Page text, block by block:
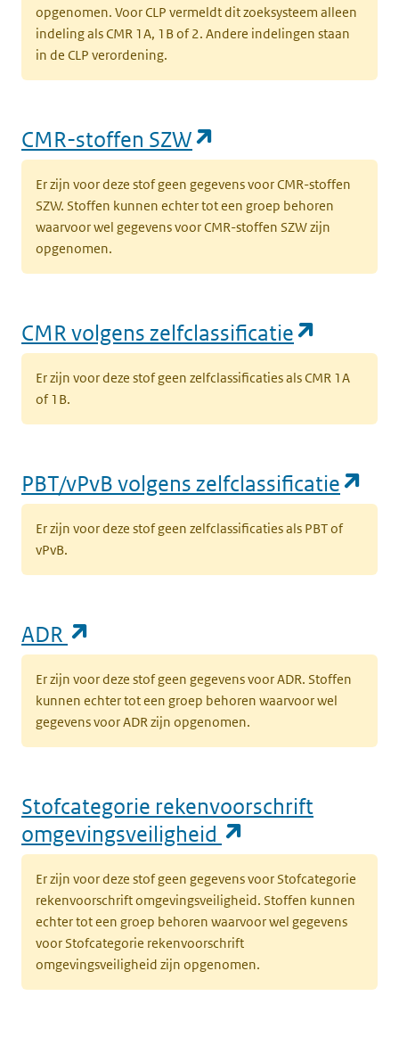
opgenomen. Voor CLP vermeldt dit zoeksysteem alleen
indeling als CMR 1A, 1B of 2. Andere indelingen staan
in de CLP verordening.
CMR-stoffen SZW
Er zijn voor deze stof geen gegevens voor CMR-stoffen
SZW. Stoffen kunnen echter tot een groep behoren
waarvoor wel gegevens voor CMR-stoffen SZW zijn
opgenomen.
CMR volgens zelfclassificatie
Er zijn voor deze stof geen zelfclassificaties als CMR 1A
of 1B.
PBT/vPvB volgens zelfclassificatie
Er zijn voor deze stof geen zelfclassificaties als PBT of
vPvB.
ADR
Er zijn voor deze stof geen gegevens voor ADR. Stoffen
kunnen echter tot een groep behoren waarvoor wel
gegevens voor ADR zijn opgenomen.
Stofcategorie rekenvoorschrift
omgevingsveiligheid
Er zijn voor deze stof geen gegevens voor Stofcategorie
rekenvoorschrift omgevingsveiligheid. Stoffen kunnen
echter tot een groep behoren waarvoor wel gegevens
voor Stofcategorie rekenvoorschrift
omgevingsveiligheid zijn opgenomen.